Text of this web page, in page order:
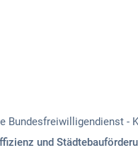
Bundesfreiwilligendienst
und